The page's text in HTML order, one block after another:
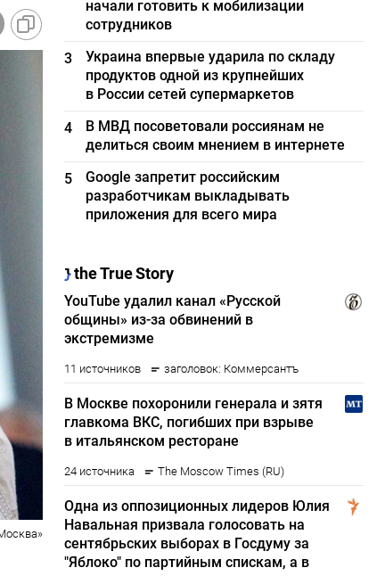
начали готовить к мобилизации
сотрудников
3
Украина впервые ударила по складу
продуктов одной из крупнейших
в России сетей супермаркетов
4
В МВД посоветовали россиянам не
делиться своим мнением в интернете
5
Google запретит российским
разработчикам выкладывать
приложения для всего мира